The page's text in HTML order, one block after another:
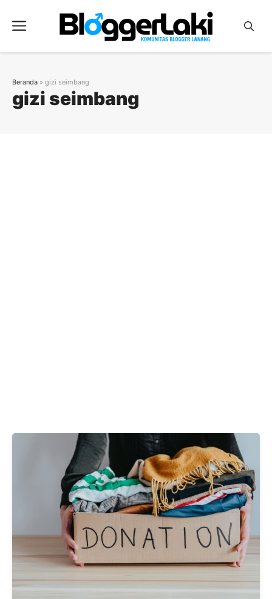
Menu
gizi seimbang
Beranda » gizi seimbang